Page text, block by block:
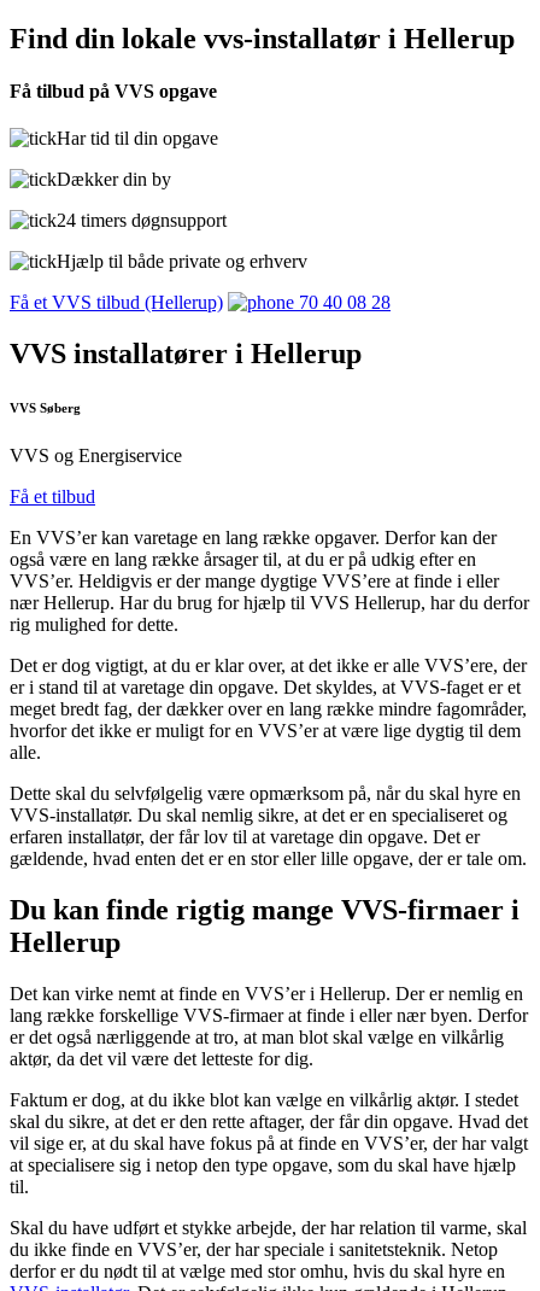
Find din lokale vvs-installatør i Hellerup
Få tilbud på VVS opgave
Har tid til din opgave
Dækker din by
24 timers døgnsupport
Hjælp til både private og erhverv
Få et VVS tilbud (Hellerup)
70 40 08 28
VVS installatører i Hellerup
VVS Søberg
VVS og Energiservice
Få et tilbud
En VVS’er kan varetage en lang række opgaver. Derfor kan der
også være en lang række årsager til, at du er på udkig efter en
VVS’er. Heldigvis er der mange dygtige VVS’ere at finde i eller
nær Hellerup. Har du brug for hjælp til VVS Hellerup, har du derfor
rig mulighed for dette.
Det er dog vigtigt, at du er klar over, at det ikke er alle VVS’ere, der
er i stand til at varetage din opgave. Det skyldes, at VVS-faget er et
meget bredt fag, der dækker over en lang række mindre fagområder,
hvorfor det ikke er muligt for en VVS’er at være lige dygtig til dem
alle.
Dette skal du selvfølgelig være opmærksom på, når du skal hyre en
VVS-installatør. Du skal nemlig sikre, at det er en specialiseret og
erfaren installatør, der får lov til at varetage din opgave. Det er
gældende, hvad enten det er en stor eller lille opgave, der er tale om.
Du kan finde rigtig mange VVS-firmaer i
Hellerup
Det kan virke nemt at finde en VVS’er i Hellerup. Der er nemlig en
lang række forskellige VVS-firmaer at finde i eller nær byen. Derfor
er det også nærliggende at tro, at man blot skal vælge en vilkårlig
aktør, da det vil være det letteste for dig.
Faktum er dog, at du ikke blot kan vælge en vilkårlig aktør. I stedet
skal du sikre, at det er den rette aftager, der får din opgave. Hvad det
vil sige er, at du skal have fokus på at finde en VVS’er, der har valgt
at specialisere sig i netop den type opgave, som du skal have hjælp
til.
Skal du have udført et stykke arbejde, der har relation til varme, skal
du ikke finde en VVS’er, der har speciale i sanitetsteknik. Netop
derfor er du nødt til at vælge med stor omhu, hvis du skal hyre en